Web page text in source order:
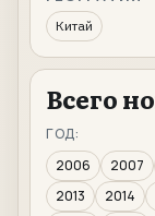
Китай
Всего
ГОД:
2006
2007
2013
2014